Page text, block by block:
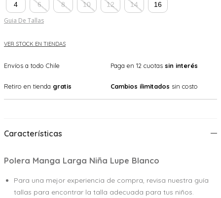
4 6 8 10 12 14 16
Guia De Tallas
VER STOCK EN TIENDAS
Envíos a todo Chile Paga en 12 cuotas sin interés
Retiro en tienda gratis Cambios ilimitados sin costo
Características
Polera Manga Larga Niña Lupe Blanco
Para una mejor experiencia de compra, revisa nuestra guía
tallas para encontrar la talla adecuada para tus niños.